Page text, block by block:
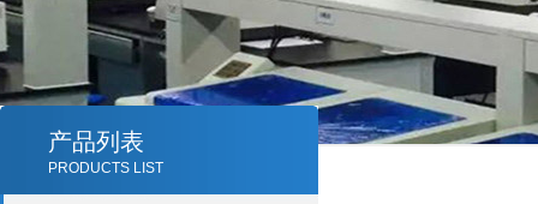
产品列表
PRODUCTS LIST